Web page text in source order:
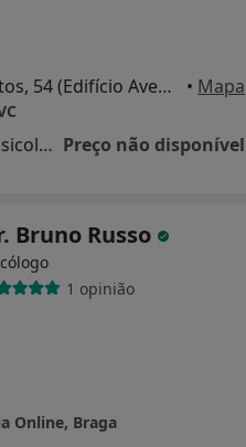
Rua Daniel dos Santos, 54 (Edifício Avenida- Traseiras), Vila Nova de Famalicão • Mapa
Primeira consulta Psicologia Preço não disponível
Bruno Russo
1 opinião
Online, Braga